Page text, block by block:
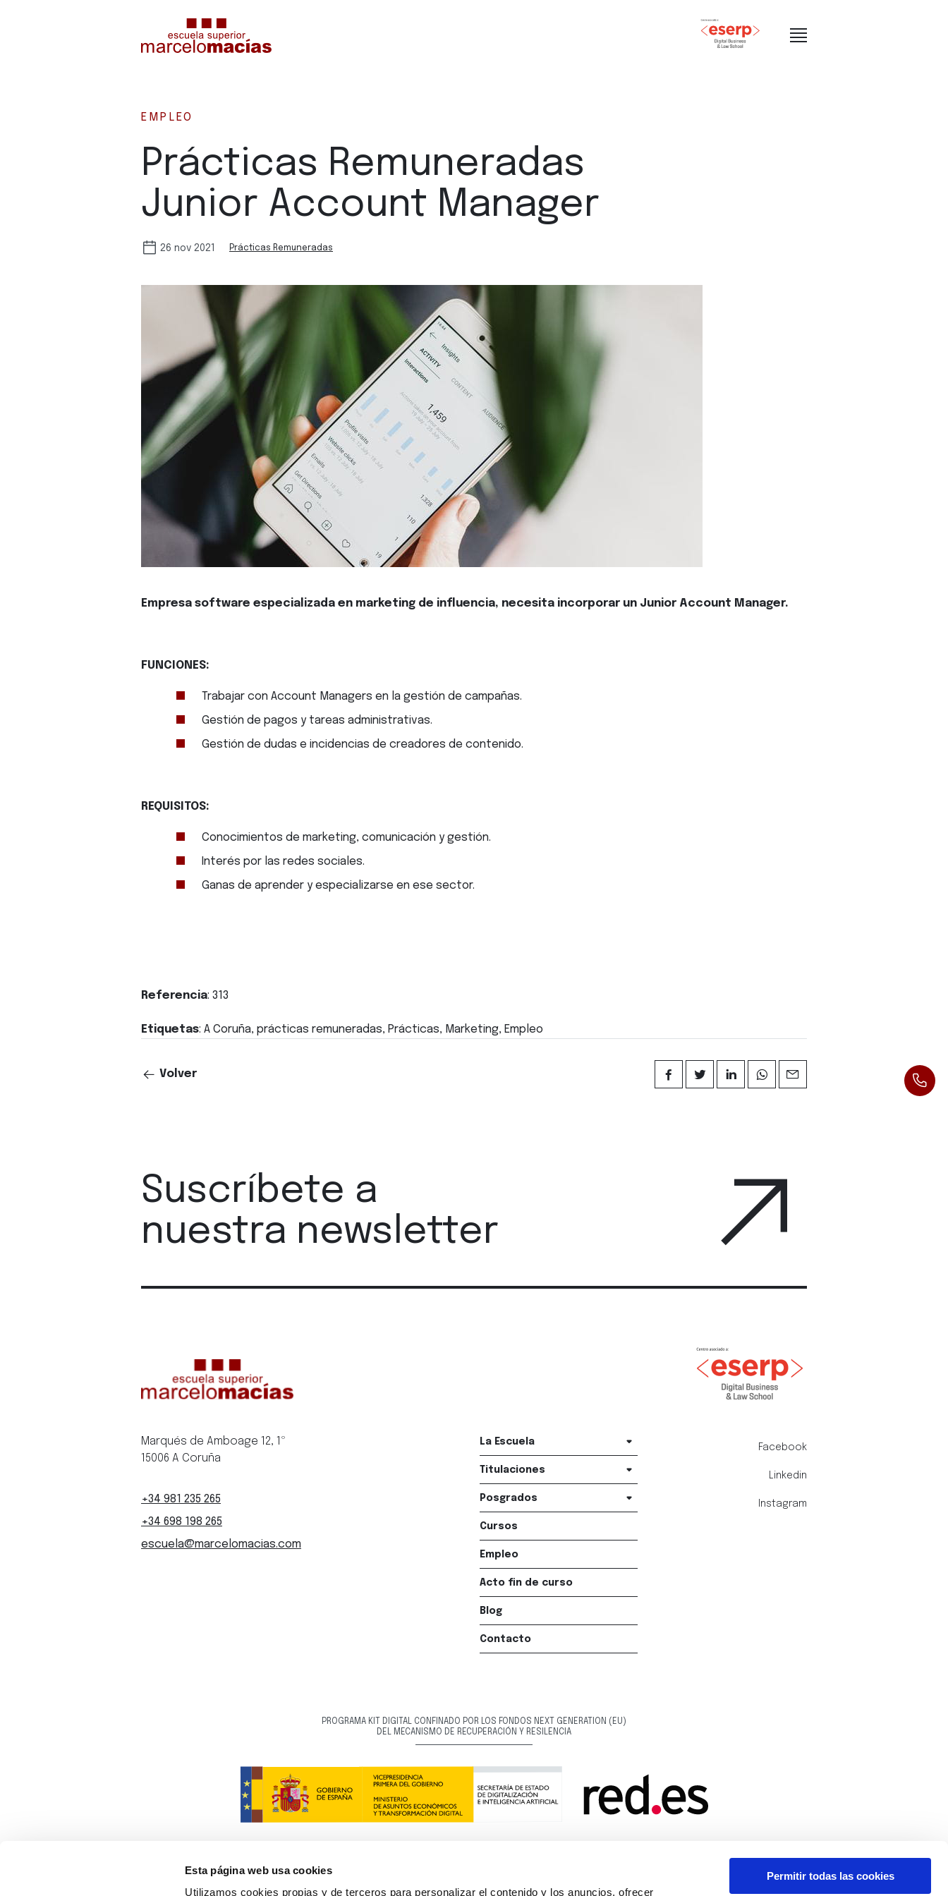
Esta página web usa cookies
Utilizamos cookies propias y de terceros para personalizar el contenido y los anuncios, ofrecer
Permitir todas las cookies
EMPLEO
Prácticas Remuneradas
Junior Account Manager
26 nov 2021 Prácticas Remuneradas
Empresa software especializada en marketing de influencia, necesita incorporar un Junior Account Manager.
FUNCIONES:
Trabajar con Account Managers en la gestión de campañas.
Gestión de pagos y tareas administrativas.
Gestión de dudas e incidencias de creadores de contenido.
REQUISITOS:
Conocimientos de marketing, comunicación y gestión.
Interés por las redes sociales.
Ganas de aprender y especializarse en ese sector.
Referencia: 313
Etiquetas: A Coruña, prácticas remuneradas, Prácticas, Marketing, Empleo
Volver
Suscríbete a
nuestra newsletter
Marqués de Amboage 12, 1º
15006 A Coruña
+34 981 235 265
+34 698 198 265
escuela@marcelomacias.com
La Escuela
Titulaciones
Posgrados
Cursos
Empleo
Acto fin de curso
Blog
Contacto
Facebook
Linkedin
Instagram
PROGRAMA KIT DIGITAL CONFINADO POR LOS FONDOS NEXT GENERATION (EU)
DEL MECANISMO DE RECUPERACIÓN Y RESILENCIA